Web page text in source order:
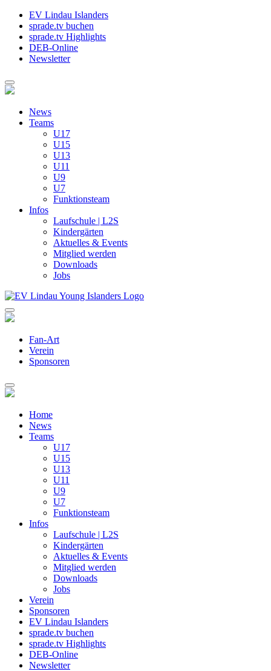
EV Lindau Islanders
sprade.tv buchen
sprade.tv Highlights
DEB-Online
Newsletter
News
Teams
U17
U15
U13
U11
U9
U7
Funktionsteam
Infos
Laufschule | L2S
Kindergärten
Aktuelles & Events
Mitglied werden
Downloads
Jobs
Fan-Art
Verein
Sponsoren
Home
News
Teams
U17
U15
U13
U11
U9
U7
Funktionsteam
Infos
Laufschule | L2S
Kindergärten
Aktuelles & Events
Mitglied werden
Downloads
Jobs
Verein
Sponsoren
EV Lindau Islanders
sprade.tv buchen
sprade.tv Highlights
DEB-Online
Newsletter